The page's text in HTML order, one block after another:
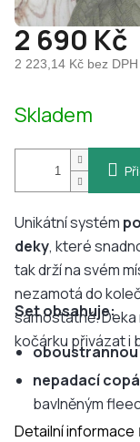
2 690 Kč
2 223,14 Kč bez DPH
cena:
Skladem
Unikátní systém
deky, které
tak drží na svém
nezamotá do
samostatně. Deka
kočárku přivázat i
Set obsahuje:
nepadací
bavlněným
Detailní informace